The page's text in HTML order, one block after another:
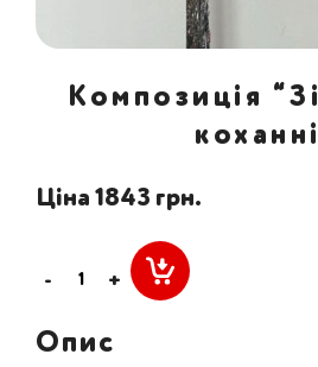
Композиція
Ціна 1843 грн.
- +
Опис